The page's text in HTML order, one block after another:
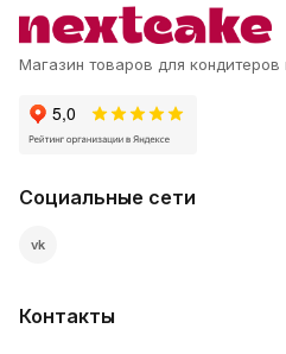
Магазин товаров для кондитеров
Социальные сети
vk
Контакты